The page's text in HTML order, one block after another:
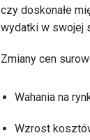
czy doskonałe
wydatki w swojej
Zmiany cen
Wahania na
Wzrost